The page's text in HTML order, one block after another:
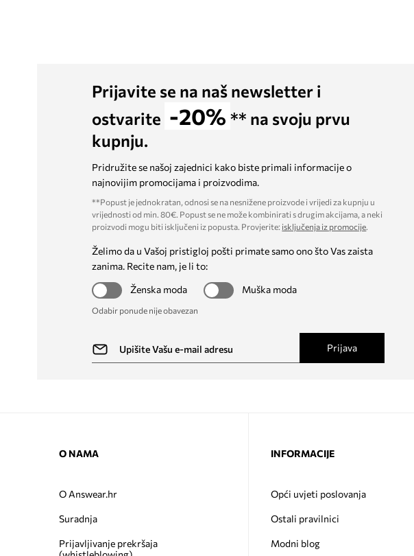
Prijavite se na naš newsletter i
ostvarite -20% ** na svoju prvu
kupnju.
Pridružite se našoj zajednici kako biste primali informacije o
najnovijim promocijama i proizvodima.
**Popust je jednokratan, odnosi se na nesnižene proizvode i vrijedi za kupnju u
vrijednosti od min. 80€. Popust se ne može kombinirati s drugim akcijama, a neki
proizvodi mogu biti isključeni iz popusta. Provjerite: isključenja iz promocije.
Želimo da u Vašoj pristigloj pošti primate samo ono što Vas zaista
zanima. Recite nam, je li to:
Ženska moda
Muška moda
Odabir ponude nije obavezan
Prijava
O NAMA
O Answear.hr
Suradnja
Prijavljivanje prekršaja
INFORMACIJE
Opći uvjeti poslovanja
Ostali pravilnici
Modni blog